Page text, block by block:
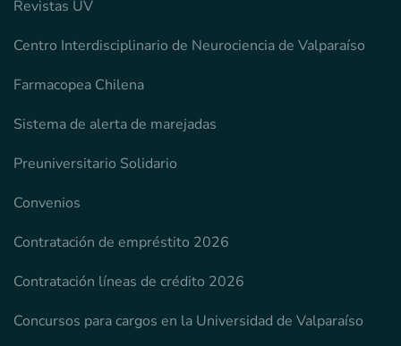
Revistas UV
Centro Interdisciplinario de Neurociencia de Valparaíso
Farmacopea Chilena
Sistema de alerta de marejadas
Preuniversitario Solidario
Convenios
Contratación de empréstito 2026
Contratación líneas de crédito 2026
Concursos para cargos en la Universidad de Valparaíso